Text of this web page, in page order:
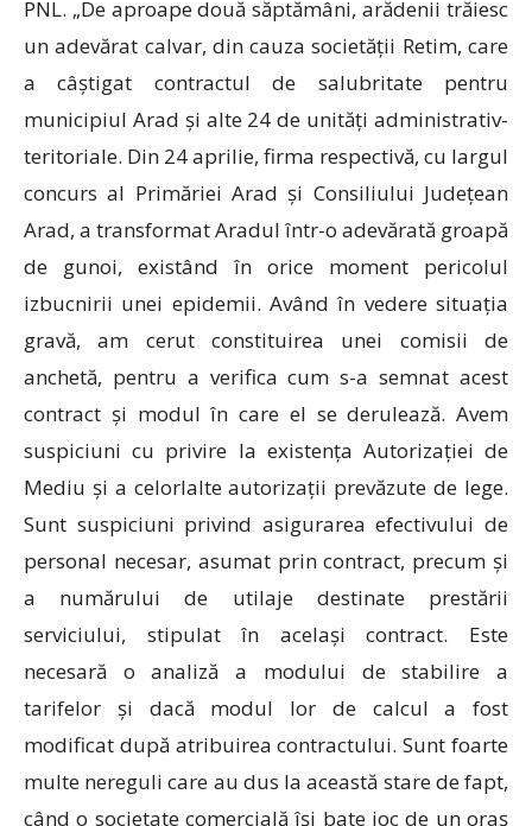
PNL. „De aproape două săptămâni, arădenii trăiesc
un adevărat calvar, din cauza societății Retim, care
a câștigat contractul de salubritate pentru
municipiul Arad și alte 24 de unități administrativ-
teritoriale. Din 24 aprilie, firma respectivă, cu largul
concurs al Primăriei Arad și Consiliului Județean
Arad, a transformat Aradul într-o adevărată groapă
de gunoi, existând în orice moment pericolul
izbucnirii unei epidemii. Având în vedere situația
gravă, am cerut constituirea unei comisii de
anchetă, pentru a verifica cum s-a semnat acest
contract și modul în care el se derulează. Avem
suspiciuni cu privire la existența Autorizației de
Mediu și a celorlalte autorizații prevăzute de lege.
Sunt suspiciuni privind asigurarea efectivului de
personal necesar, asumat prin contract, precum și
a numărului de utilaje destinate prestării
serviciului, stipulat în același contract. Este
necesară o analiză a modului de stabilire a
tarifelor și dacă modul lor de calcul a fost
modificat după atribuirea contractului. Sunt foarte
multe nereguli care au dus la această stare de fapt,
când o societate comercială își bate joc de un oraș